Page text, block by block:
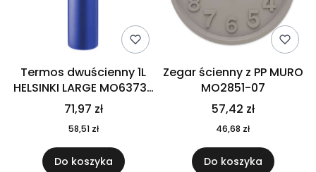
Termos dwuścienny 1L
HELSINKI LARGE MO6373-
04
71,97 zł
58,51 zł
Do koszyka
Zegar ścienny z PP MURO
MO2851-07
57,42 zł
46,68 zł
Do koszyka